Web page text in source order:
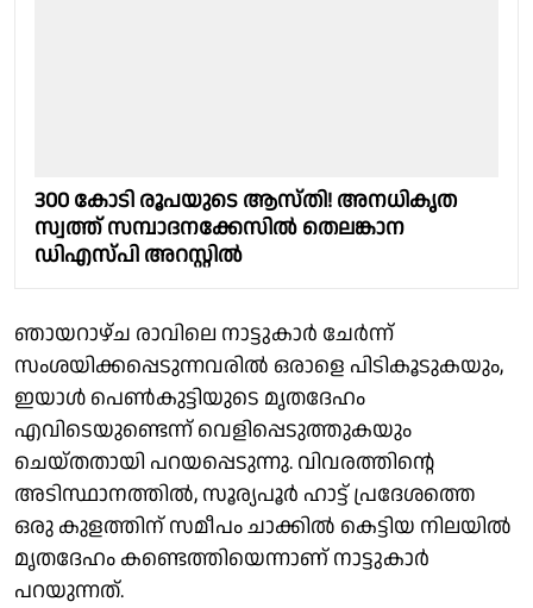
300 കോടി രൂപയുടെ ആസ്തി! അനധികൃത
സ്വത്ത് സമ്പാദനക്കേസില്‍ തെലങ്കാന
ഡിഎസ്‍പി അറസ്റ്റില്‍
ഞായറാഴ്ച രാവിലെ നാട്ടുകാര്‍ ചേര്‍ന്ന്
സംശയിക്കപ്പെടുന്നവരില്‍ ഒരാളെ പിടികൂടുകയും,
ഇയാള്‍ പെണ്‍കുട്ടിയുടെ മൃതദേഹം
എവിടെയുണ്ടെന്ന് വെളിപ്പെടുത്തുകയും
ചെയ്തതായി പറയപ്പെടുന്നു. വിവരത്തിന്റെ
അടിസ്ഥാനത്തില്‍, സൂര്യപൂര്‍ ഹാട്ട് പ്രദേശത്തെ
ഒരു കുളത്തിന് സമീപം ചാക്കില്‍ കെട്ടിയ നിലയില്‍
മൃതദേഹം കണ്ടെത്തിയെന്നാണ് നാട്ടുകാര്‍
പറയുന്നത്.